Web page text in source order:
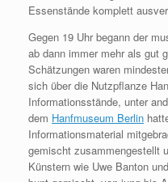
Essenstände komplett
Gegen 19 Uhr begann der
ab dann immer mehr als gut
Schätzungen waren
sich über die Nutzpflanze
Informationsstände, unter
dem Hanfmuseum Berlin
Informationsmaterial
gemischt zusammengestellt
Künstern wie Uwe Banton